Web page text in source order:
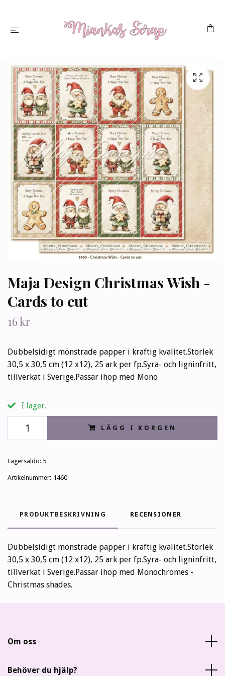
Maja Design Christmas Wish -
Cards to cut
16 kr
Dubbelsidigt mönstrade papper i kraftig kvalitet.Storlek
30,5 x 30,5 cm (12 x12), 25 ark per fp.Syra- och ligninfritt,
tillverkat i Sverige.Passar ihop med Mono
I lager.
LÄGG I KORGEN
Lagersaldo: 5
Artikelnummer: 1460
PRODUKTBESKRIVNING RECENSIONER
Dubbelsidigt mönstrade papper i kraftig kvalitet.Storlek
30,5 x 30,5 cm (12 x12), 25 ark per fp.Syra- och ligninfritt,
tillverkat i Sverige.Passar ihop med Monochromes -
Christmas shades.
Om oss
Behöver du hjälp?